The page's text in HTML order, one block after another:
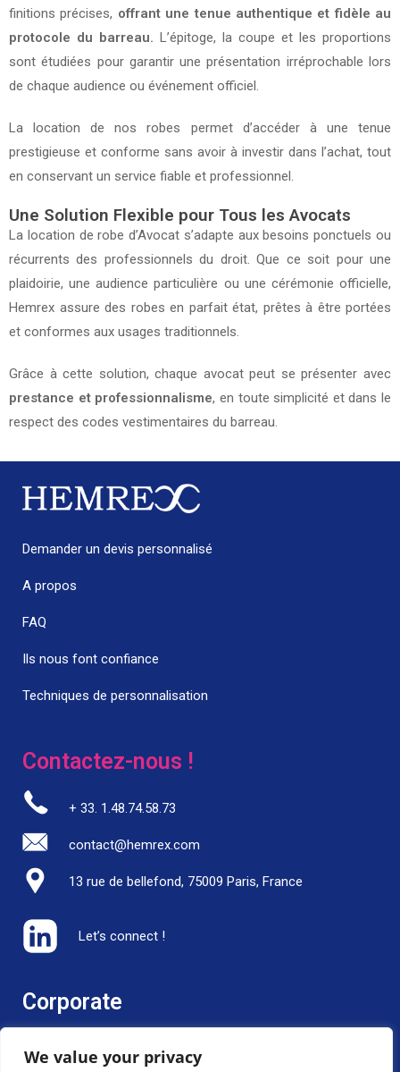
We value your privacy
finitions précises, offrant une tenue authentique et fidèle au
protocole du barreau. L’épitoge, la coupe et les proportions
sont étudiées pour garantir une présentation irréprochable lors
de chaque audience ou événement officiel.
La location de nos robes permet d’accéder à une tenue
prestigieuse et conforme sans avoir à investir dans l’achat, tout
en conservant un service fiable et professionnel.
Une Solution Flexible pour Tous les Avocats
La location de robe d’Avocat s’adapte aux besoins ponctuels ou
récurrents des professionnels du droit. Que ce soit pour une
plaidoirie, une audience particulière ou une cérémonie officielle,
Hemrex assure des robes en parfait état, prêtes à être portées
et conformes aux usages traditionnels.
Grâce à cette solution, chaque avocat peut se présenter avec
prestance et professionnalisme, en toute simplicité et dans le
respect des codes vestimentaires du barreau.
Demander un devis personnalisé
A propos
FAQ
Ils nous font confiance
Techniques de personnalisation
Contactez-nous !
+ 33. 1.48.74.58.73
contact@hemrex.com
13 rue de bellefond, 75009 Paris, France
Let’s connect !
Corporate
Politique RSE – Mentions légales –